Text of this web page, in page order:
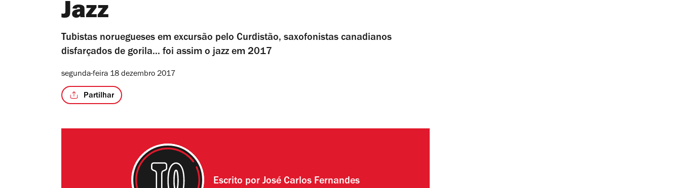
Jazz
Tubistas noruegueses em excursão pelo Curdistão, saxofonistas canadianos
disfarçados de gorila... foi assim o jazz em 2017
segunda-feira 18 dezembro 2017
Partilhar
Escrito por José Carlos Fernandes